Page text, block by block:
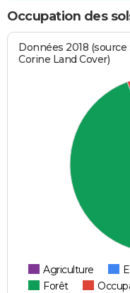
Occupation des
Données 2018
Corine Land Cover)
Agriculture
Forêt